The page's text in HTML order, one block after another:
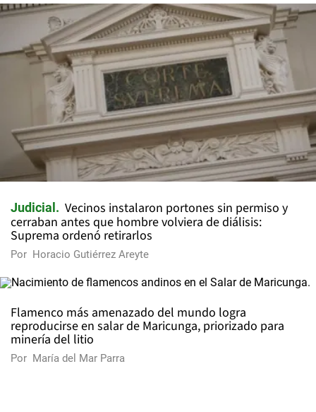
Judicial
Vecinos instalaron portones sin permiso y
cerraban antes que hombre volviera de diálisis:
Suprema ordenó retirarlos
Por Horacio Gutiérrez Areyte
Flamenco más amenazado del mundo logra
reproducirse en salar de Maricunga, priorizado para
minería del litio
Por María del Mar Parra